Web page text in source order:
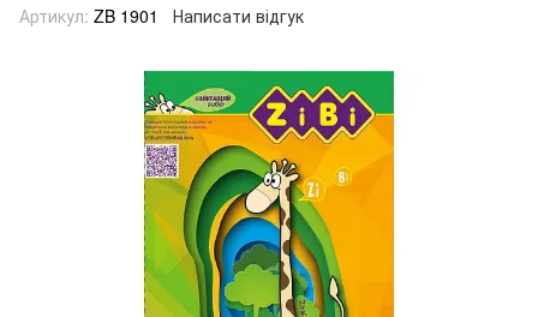
Артикул: ZB 1901 Написати відгук